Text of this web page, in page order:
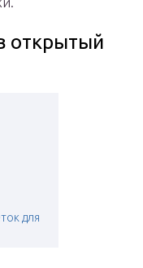
открытый
для